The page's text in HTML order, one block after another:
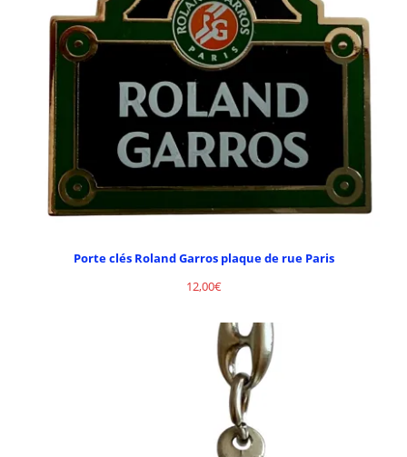
Porte clés Roland Garros plaque de rue Paris
12,00€